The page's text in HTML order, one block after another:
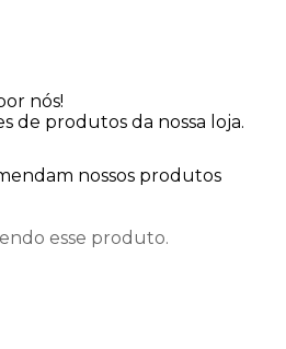
nós!
de produtos da nossa loja.
nossos produtos
esse produto.